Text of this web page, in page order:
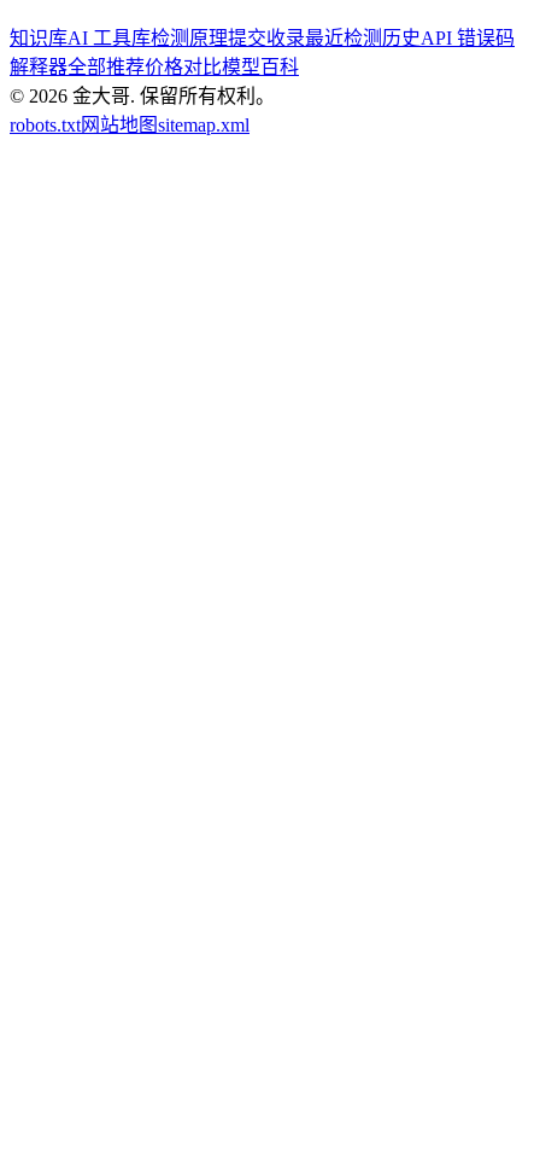
知识库AI 工具库检测原理提交收录最近检测历史API 错误码
解释器全部推荐价格对比模型百科
© 2026 金大哥. 保留所有权利。
robots.txt网站地图sitemap.xml